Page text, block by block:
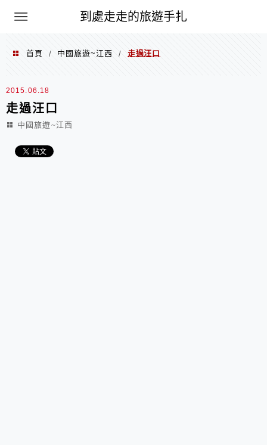
到處走走的旅遊手扎
首頁 / 中國旅遊~江西 / 走過汪口
2015.06.18
走過汪口
中國旅遊~江西